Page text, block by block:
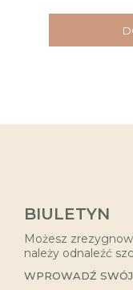
BIULETYN
Możesz
należy odnaleźć